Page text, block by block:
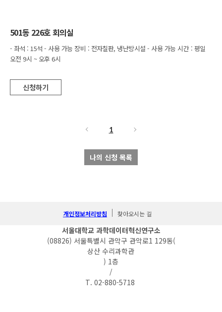
501동 226호 회의실
- 좌석 : 15석 - 사용 가능 장비 : 전자칠판, 냉난방시설 - 사용 가능 시간 : 평일
오전 9시 ~ 오후 6시
신청하기
1
나의 신청 목록
개인정보처리방침 찾아오시는 길
서울대학교 과학데이터혁신연구소
(08826) 서울특별시 관악구 관악로1 129동(
상산 수리과학관
) 1층
/
T. 02-880-5718